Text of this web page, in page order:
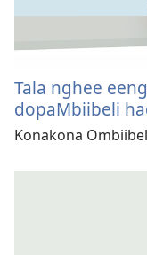
Tala nghee
dopaMbiibeli
Konakona